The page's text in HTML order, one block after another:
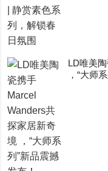
LD唯美
，“大师